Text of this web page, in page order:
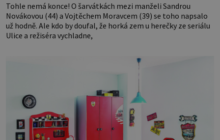
Tohle nemá konce! O šarvátkách mezi manželi Sandrou
Novákovou (44) a Vojtěchem Moravcem (39) se toho napsalo
už hodně. Ale kdo by doufal, že horká zem u herečky ze seriálu
Ulice a režiséra vychladne,